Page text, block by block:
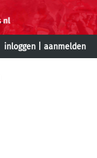
inloggen aanmelden